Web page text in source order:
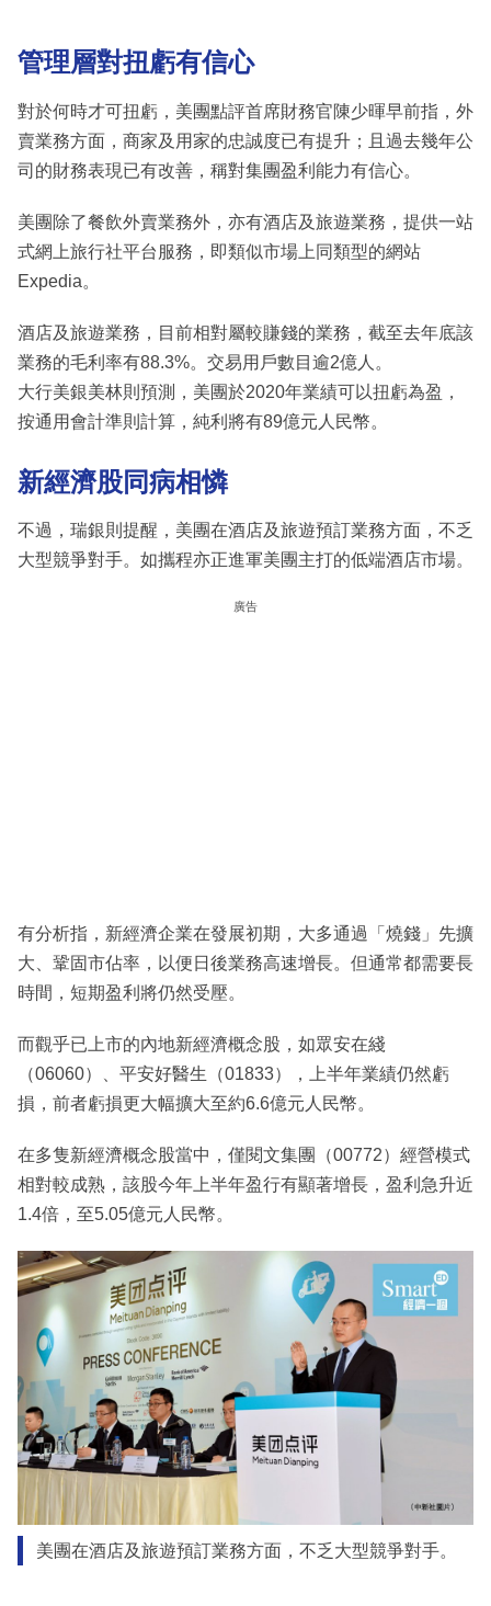
管理層對扭虧有信心
對於何時才可扭虧，美團點評首席財務官陳少暉早前指，外
賣業務方面，商家及用家的忠誠度已有提升；且過去幾年公
司的財務表現已有改善，稱對集團盈利能力有信心。
美團除了餐飲外賣業務外，亦有酒店及旅遊業務，提供一站
式網上旅行社平台服務，即類似市場上同類型的網站
Expedia。
酒店及旅遊業務，目前相對屬較賺錢的業務，截至去年底該
業務的毛利率有88.3%。交易用戶數目逾2億人。
大行美銀美林則預測，美團於2020年業績可以扭虧為盈，
按通用會計準則計算，純利將有89億元人民幣。
新經濟股同病相憐
不過，瑞銀則提醒，美團在酒店及旅遊預訂業務方面，不乏
大型競爭對手。如攜程亦正進軍美團主打的低端酒店市場。
廣告
有分析指，新經濟企業在發展初期，大多通過「燒錢」先擴
大、鞏固市佔率，以便日後業務高速增長。但通常都需要長
時間，短期盈利將仍然受壓。
而觀乎已上市的內地新經濟概念股，如眾安在綫
（06060）、平安好醫生（01833），上半年業績仍然虧
損，前者虧損更大幅擴大至約6.6億元人民幣。
在多隻新經濟概念股當中，僅閱文集團（00772）經營模式
相對較成熟，該股今年上半年盈行有顯著增長，盈利急升近
1.4倍，至5.05億元人民幣。
美團在酒店及旅遊預訂業務方面，不乏大型競爭對手。